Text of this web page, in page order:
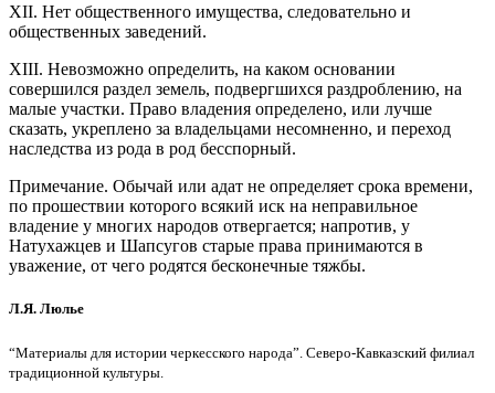
XII. Нет общественного имущества, следовательно и
общественных заведений.
XIII. Невозможно определить, на каком основании
совершился раздел земель, подвергшихся раздроблению, на
малые участки. Право владения определено, или лучше
сказать, укреплено за владельцами несомненно, и переход
наследства из рода в род бесспорный.
Примечание. Обычай или адат не определяет срока времени,
по прошествии которого всякий иск на неправильное
владение у многих народов отвергается; напротив, у
Натухажцев и Шапсугов старые права принимаются в
уважение, от чего родятся бесконечные тяжбы.
Л.Я. Люлье
“Материалы для истории черкесского народа”. Северо-Кавказский филиал
традиционной культуры.